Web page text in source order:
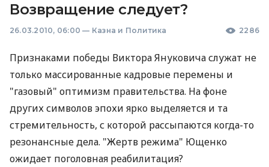
Возвращение следует?
26.03.2010, 06:00 — Казна и Политика 2286
Признаками победы Виктора Януковича служат не
только массированные кадровые перемены и
"газовый" оптимизм правительства. На фоне
других символов эпохи ярко выделяется и та
стремительность, с которой рассыпаются когда-то
резонансные дела. "Жертв режима" Ющенко
ожидает поголовная реабилитация?